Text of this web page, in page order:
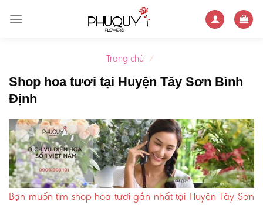
Trang chủ /
Shop hoa tươi tại Huyện Tây Sơn Bình
Định
Bạn muốn tìm shop hoa tươi gần nhất tại Huyện Tây Sơn